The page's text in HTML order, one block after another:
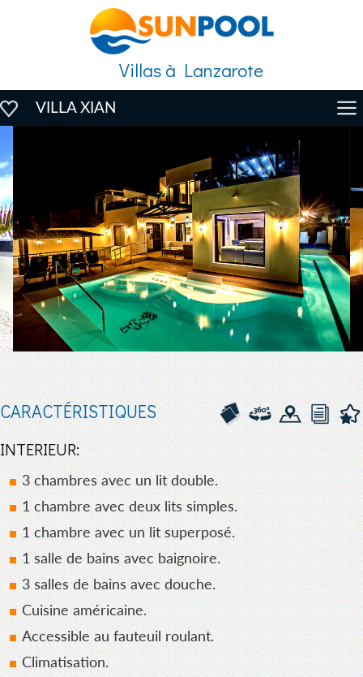
Villas à Lanzarote
VILLA XIAN
CARACTÉRISTIQUES
INTERIEUR:
3 chambres avec un lit double.
1 chambre avec deux lits simples.
1 chambre avec un lit superposé.
1 salle de bains avec baignoire.
3 salles de bains avec douche.
Cuisine américaine.
Accessible au fauteuil roulant.
Climatisation.